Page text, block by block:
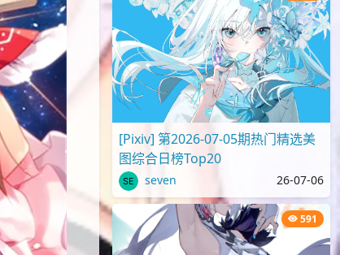
[Pixiv] 第2026-07-05期热门精选美
图综合日榜Top20
seven 26-07-06
591